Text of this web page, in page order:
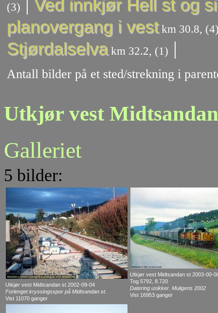
(3)
Ved innkjør Hell st og
planovergang i vestkm 30.8,
Stjørdalselvakm 32.2, (1) |
Antall bilder på et sted/strekning i
Utkjør vest
Galleriet
5 bilder:
Utkjør vest Midtsandan st 2002-09-04
Forlenget kryssingsspor på Midtsandan st.
Vist 11070 ganger
Utkjør vest Midtsandan st 2003-00-
Tog 5792, 8.720
Datering usikker. Muligens 2002
Vist 16953 ganger